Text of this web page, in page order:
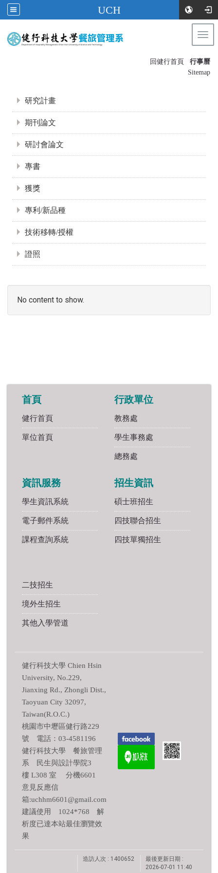
UCH
回健行首頁
行事曆
Sitemap
研究計畫
期刊論文
研討會論文
專書
獲獎
專利/新品種
技術移轉/授權
證照
No content to show.
首頁
健行首頁
單位首頁
行政單位
教務處
學生事務處
總務處
資訊服務
學生資訊系統
電子郵件系統
課程查詢系統
招生資訊
碩士班招生
四技聯合招生
四技單獨招生
二技招生
境外生招生
其他入學管道
健行科技大學 Chien Hsin
University, No.229,
Jianxing Rd., Zhongli Dist.,
Taoyuan City 32097,
Taiwan(R.O.C.)
桃園市中壢區健行路229
號 電話：03-4581196
健行科技大學 餐旅管理
系 民生與設計學院3
樓 L308 室 分機6601
意見反應信
箱:uchhm6601@gmail.com
建議使用 1024*768 解
析度已達本站最佳瀏覽效
果
造訪人次 : 1400652
最後更新日期 :
2026-07-01 11:40